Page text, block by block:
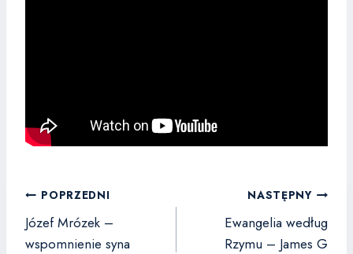
Nawigacja
wpisu
POPRZEDNI
Józef Mrózek –
wspomnienie syna
NASTĘPNY
Ewangelia według
Rzymu – James G